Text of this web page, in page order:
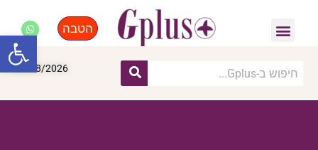
הטבה
09/08/2026
פתח